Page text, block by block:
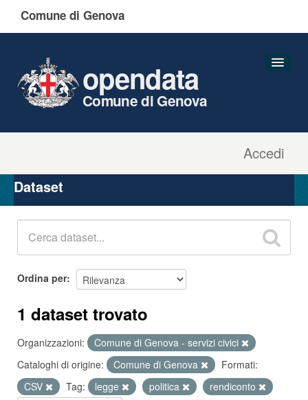
Comune di Genova
Accedi
opendata
Comune di Genova
Organizzazioni
Gruppi
Dataset
Ordina per
1 dataset trovato
Organizzazioni:
Comune di Genova - servizi civici
Cataloghi di origine:
Comune di Genova
Formati:
CSV
Tag: legge politica
rendiconto